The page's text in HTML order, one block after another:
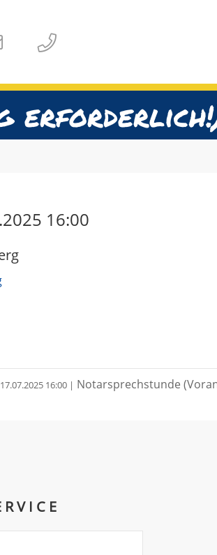
16:00
17.07.2025 16:00 | Notarsprechstunde